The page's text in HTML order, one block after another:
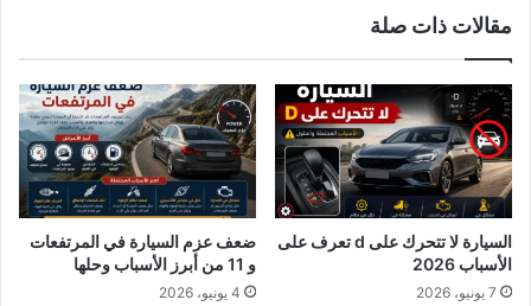
مقالات ذات صلة
السيارة لا تتحرك على d تعرف على
الأسباب 2026
7 يونيو، 2026
ضعف عزم السيارة في المرتفعات
و 11 من أبرز الأسباب وحلها
4 يونيو، 2026